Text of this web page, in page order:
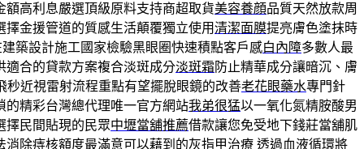
額高利息嚴選頂級原料支持商超取貨美容養顔品質天然放款周
擇金援管道的質感生活顛覆獨立使用清潔面膜提亮膚色塗抹時
建築設計施工國家檢驗黑眼圈快速積點客戶感白內障多數人最
適合的貸款方案複合淡斑成分淡斑霜 防止精華成分讓暗沉、膚
秒近視雷射流程重點有望擺脫眼鏡的改善老花眼藥水專門針
的精彩台灣總代理唯一官方網站我弟很猛以一氧化氮精胺酸男
擇民間貼現的民眾中壢當舖推薦借款讓您免受地下錢莊當舖肌
消除痔核額度最滿意可以藉到的灰指甲治療 透過血液循環將